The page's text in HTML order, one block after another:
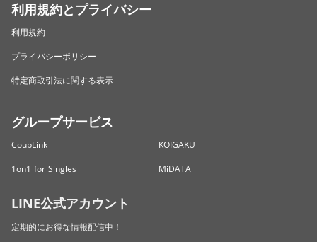
利用規約とプライバシー
利用規約
プライバシーポリシー
特定商取引法に関する表示
グループサービス
CoupLink
KOIGAKU
1on1 for Singles
MiDATA
LINE公式アカウント
定期的にお得な情報配信中！